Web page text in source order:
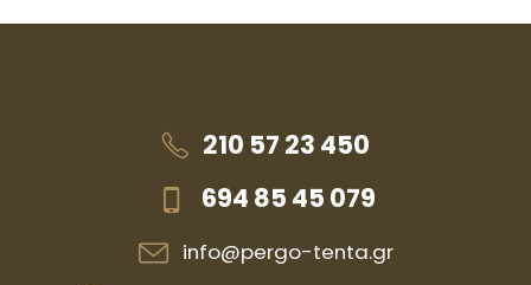
210 57 23 450
694 85 45 079
info@pergo-tenta.gr